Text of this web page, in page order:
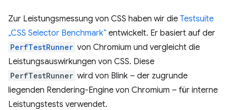
Zur Leistungsmessung von CSS haben wir die Testsuite
„CSS Selector Benchmark“ entwickelt. Er basiert auf der
PerfTestRunner von Chromium und vergleicht die
Leistungsauswirkungen von CSS. Diese
PerfTestRunner wird von Blink – der zugrunde
liegenden Rendering-Engine von Chromium – für interne
Leistungstests verwendet.